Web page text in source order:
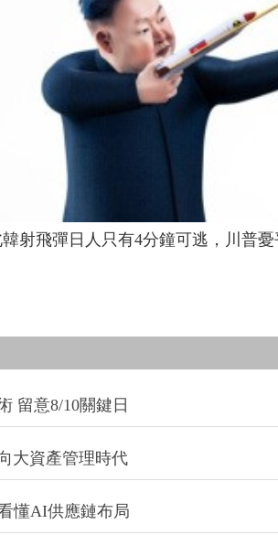
射飛彈日人只有4分鐘可逃，川普
留意8/10關鍵日
大資產管理時代
懂AI供應鏈布局